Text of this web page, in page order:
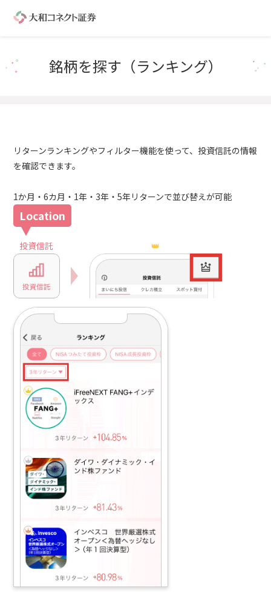
銘柄を探す（ランキング）
リターンランキングやフィルター機能を使って、投資信託の情報
を確認できます。
1か月・6カ月・1年・3年・5年リターンで並び替えが可能
投資信託 👑